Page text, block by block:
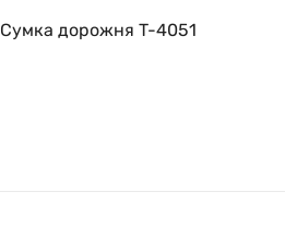
Сумка дорожня T-4051